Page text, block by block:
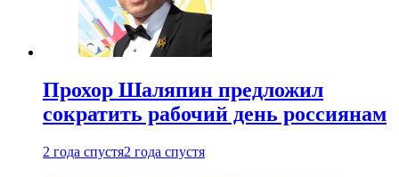
Прохор Шаляпин предложил
сократить рабочий день россиянам
2 года спустя2 года спустя